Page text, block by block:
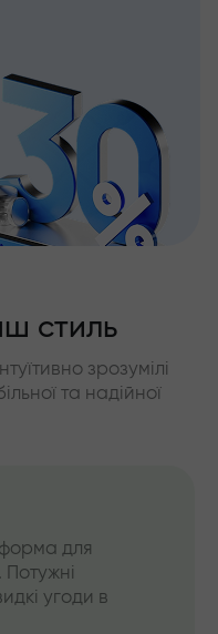
стиль
зрозумілі
та надійної
для
Потужні
угоди в